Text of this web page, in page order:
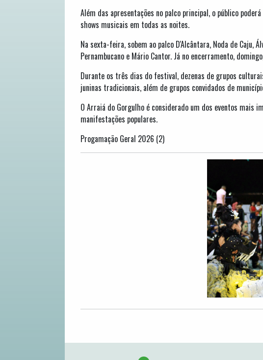
Além das apresentações no palco principal, o público
shows musicais em todas as noites.
Na sexta-feira, sobem ao palco D'Alcântara, Noda de Caju,
Pernambucano e Mário Cantor. Já no encerramento,
Durante os três dias do festival, dezenas de grupos
juninas tradicionais, além de grupos convidados de
O Arraiá do Gorgulho é considerado um dos eventos
manifestações populares.
Progamação Geral 2026 (2)